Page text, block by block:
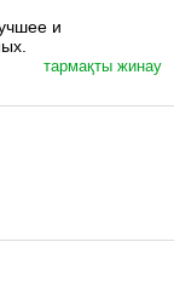
и
тармақты жинау